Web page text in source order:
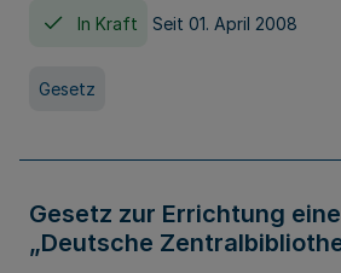
In Kraft Seit 01. April 2008
Gesetz
Gesetz zur Errichtung
„Deutsche